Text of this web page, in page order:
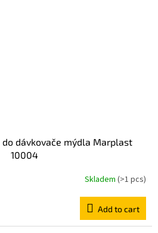
do dávkovače mýdla Marplast
10004
Skladem (>1 pcs)
Add to cart